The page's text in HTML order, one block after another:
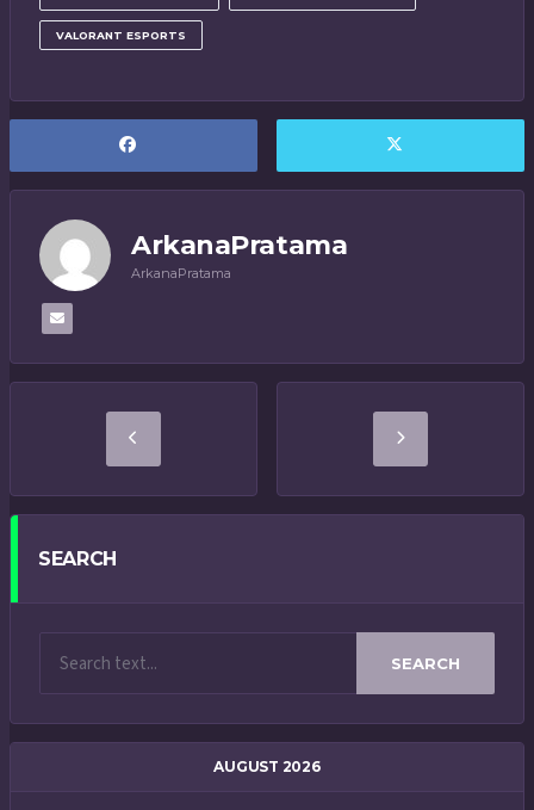
VALORANT ESPORTS
ArkanaPratama
ArkanaPratama
SEARCH
SEARCH
AUGUST 2026